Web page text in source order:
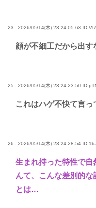
23 : 2026/05/14(木) 23:24:05.63
顔が不細工だから出
25 : 2026/05/14(木) 23:24:23.50
これはハゲ不快て言っ
26 : 2026/05/14(木) 23:24:28.54
生まれ持った特性で
んて、こんな差別的
とは…